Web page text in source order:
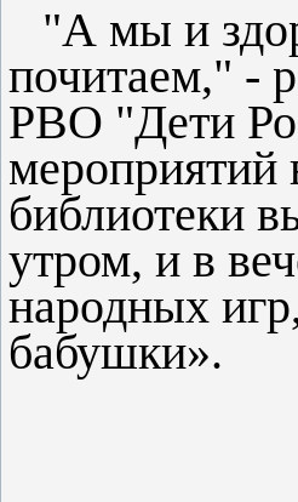
"А мы и
почитаем," -
РВО "Дети
мероприятий
библиотеки
утром, и в
народных
бабушки».